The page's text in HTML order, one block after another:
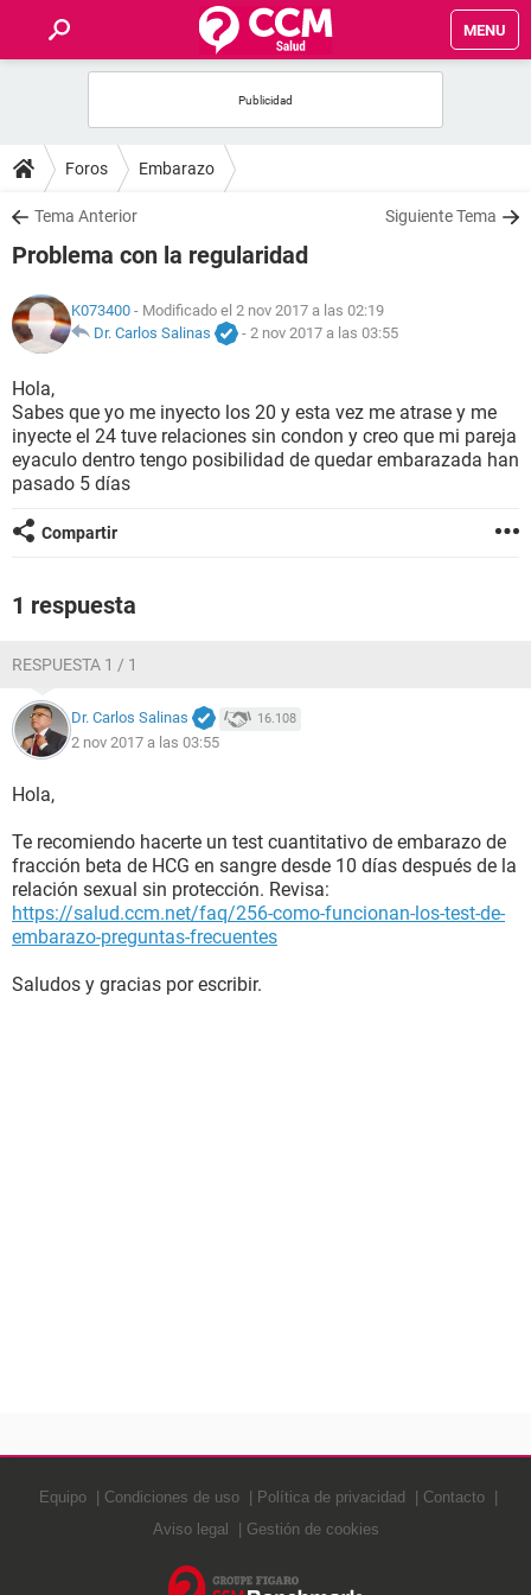
MENU
FOROS
SALUD
NUTRICIÓN
BIENESTAR
SEXUALIDAD
GLOSARIO
Foros Embarazo
Tema Anterior Siguiente Tema
Problema con la regularidad
K073400 - Modificado el 2 nov 2017 a las 02:19
Dr. Carlos Salinas
- 2 nov 2017 a las 03:55
Hola,
Sabes que yo me inyecto los 20 y esta vez me atrase y me
inyecte el 24 tuve relaciones sin condon y creo que mi pareja
eyaculo dentro tengo posibilidad de quedar embarazada han
pasado 5 días
Compartir
1 respuesta
RESPUESTA 1 / 1
Dr. Carlos Salinas 16.108
2 nov 2017 a las 03:55
Hola,
Te recomiendo hacerte un test cuantitativo de embarazo de
fracción beta de HCG en sangre desde 10 días después de la
relación sexual sin protección. Revisa:
https://salud.ccm.net/faq/256-como-funcionan-los-test-de-
embarazo-preguntas-frecuentes
Saludos y gracias por escribir.
Equipo Condiciones de uso Política de privacidad
Contacto
Aviso legal
Gestión de cookies